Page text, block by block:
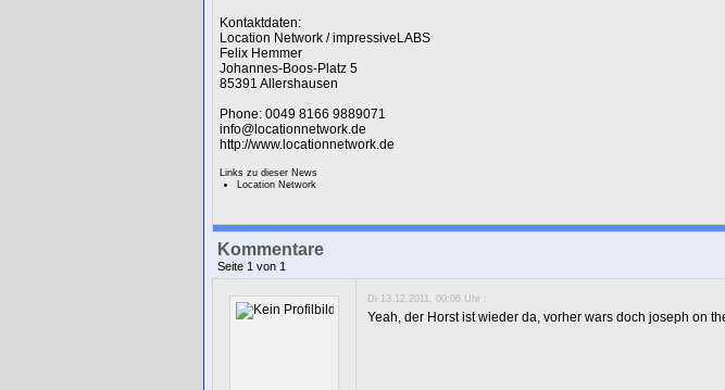
Kontaktdaten:
Location Network / impressiveLABS
Felix Hemmer
Johannes-Boos-Platz 5
85391 Allershausen
Phone: 0049 8166 9889071
info@locationnetwork.de
http://www.locationnetwork.de
Links zu dieser News
Location Network
Kommentare
Seite 1 von 1
Di 13.12.2011, 00:06 Uhr :
Yeah, der Horst ist wieder da, vorher wars doch joseph on